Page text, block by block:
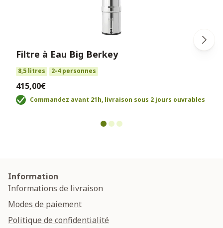
Filtre à Eau Big Berkey
8,5 litres 2-4 personnes
415,00€
Commandez avant 21h, livraison sous 2 jours ouvrables
Information
Informations de livraison
Modes de paiement
Politique de confidentialité